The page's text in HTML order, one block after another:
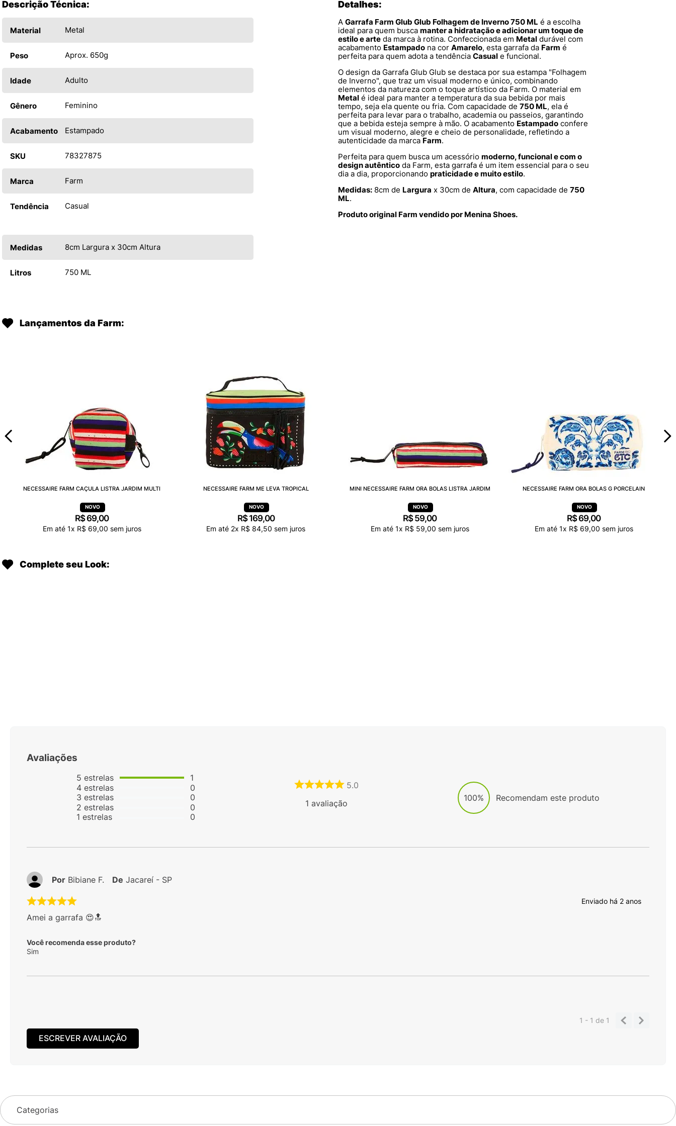
Descrição Técnica:
Material Metal
Peso Aprox. 650g
Idade Adulto
Gênero Feminino
Acabamento Estampado
SKU 78327875
Marca Farm
Tendência Casual
Medidas 8cm Largura x 30cm Altura
Litros 750 ML
Detalhes:
A Garrafa Farm Glub Glub Folhagem de Inverno 750 ML é a escolha
ideal para quem busca manter a hidratação e adicionar um toque de
estilo e arte da marca à rotina. Confeccionada em Metal durável com
acabamento Estampado na cor Amarelo, esta garrafa da Farm é
perfeita para quem adota a tendência Casual e funcional.
O design da Garrafa Glub Glub se destaca por sua estampa "Folhagem
de Inverno", que traz um visual moderno e único, combinando
elementos da natureza com o toque artístico da Farm. O material em
Metal é ideal para manter a temperatura da sua bebida por mais
tempo, seja ela quente ou fria. Com capacidade de 750 ML, ela é
perfeita para levar para o trabalho, academia ou passeios, garantindo
que a bebida esteja sempre à mão. O acabamento Estampado confere
um visual moderno, alegre e cheio de personalidade, refletindo a
autenticidade da marca Farm.
Perfeita para quem busca um acessório moderno, funcional e com o
design autêntico da Farm, esta garrafa é um item essencial para o seu
dia a dia, proporcionando praticidade e muito estilo.
Medidas: 8cm de Largura x 30cm de Altura, com capacidade de 750
ML.
Produto original Farm vendido por Menina Shoes.
Lançamentos da Farm:
NECESSAIRE FARM CAÇULA LISTRA JARDIM MULTI
R$69,00
Em até 1x R$ 69,00 sem juros
NECESSAIRE FARM ME LEVA TROPICAL
R$ 169,00
Em até 2x R$ 84,50 sem juros
MINI NECESSAIRE FARM ORA BOLAS LISTRA JARDIM
R$59,00
Em até 1x R$ 59,00 sem juros
NECESSAIRE FARM ORA BOLAS G PORCELAIN
R$69,00
Em até 1x R$ 69,00 sem juros
Complete seu Look:
Avaliações
5 estrelas
4estrelas
3 estrelas
2 estrelas
1 estrelas
1
0
0
0
0
5.0
1 avaliação
100% Recomendam este produto
Enviado há 2 anos
Amei a garrafa 😍🔝
Você recomenda esse produto?
Sim
Por Bibiane F. De Jacareí - SP
1 - 1de 1
ESCREVER AVALIAÇÃO
Categorias